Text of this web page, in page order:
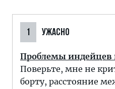
1 УЖАСНО
Проблемы индейцев
Поверьте, мне не
борту, расстояние